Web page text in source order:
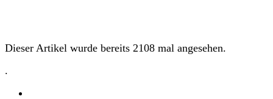
Dieser Artikel wurde bereits 2108 mal angesehen.
.